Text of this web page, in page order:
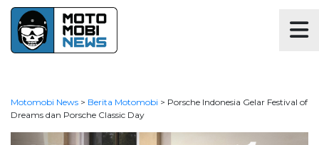
Motomobi News > Berita Motomobi > Porsche Indonesia Gelar Festival of
Dreams dan Porsche Classic Day